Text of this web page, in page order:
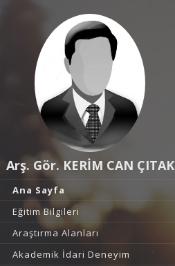
Arş. Gör. KERİM CAN ÇITAK
Ana Sayfa
Eğitim Bilgileri
Araştırma Alanları
Akademik İdari Deneyim